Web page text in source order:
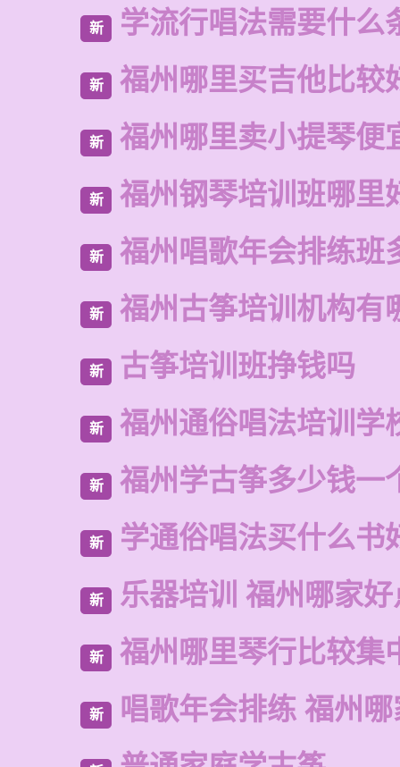
新 学流行唱法需要什么
新 福州哪里买吉他比较
新 福州哪里卖小提琴便
新 福州钢琴培训班哪里
新 福州唱歌年会排练班
新 福州古筝培训机构有
新 古筝培训班挣钱吗
新 福州通俗唱法培训学
新 福州学古筝多少钱一
新 学通俗唱法买什么书
新 乐器培训 福州哪家
新 福州哪里琴行比较集
新 唱歌年会排练 福州